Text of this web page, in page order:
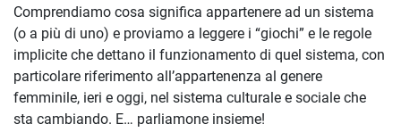
Comprendiamo cosa significa appartenere ad un sistema
(o a più di uno) e proviamo a leggere i “giochi” e le regole
implicite che dettano il funzionamento di quel sistema, con
particolare riferimento all’appartenenza al genere
femminile, ieri e oggi, nel sistema culturale e sociale che
sta cambiando. E… parliamone insieme!